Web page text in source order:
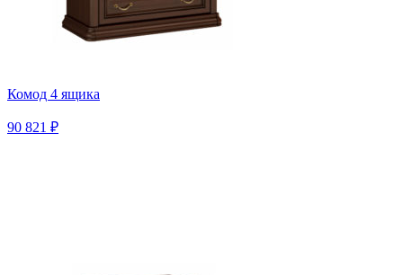
Комод 4 ящика
90 821 ₽